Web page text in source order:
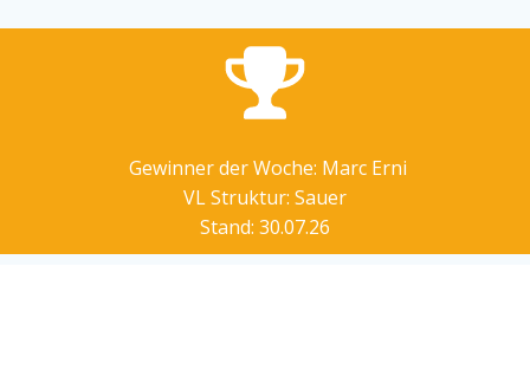
Gewinner der Woche: Marc Erni
VL Struktur: Sauer
Stand: 30.07.26